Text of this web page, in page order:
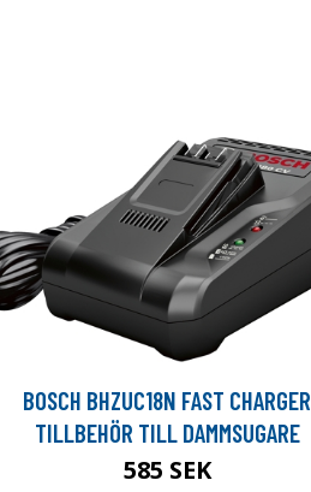
BOSCH BHZUC18N FAST CHARGER
TILLBEHÖR TILL DAMMSUGARE
585 SEK